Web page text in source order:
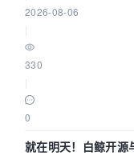
2026-08-06
330
0
就在明天！白鲸开